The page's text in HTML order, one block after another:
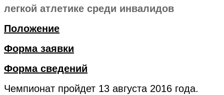
легкой атлетике среди инвалидов
Положение
Форма заявки
Форма сведений
Чемпионат пройдет 13 августа 2016 года.